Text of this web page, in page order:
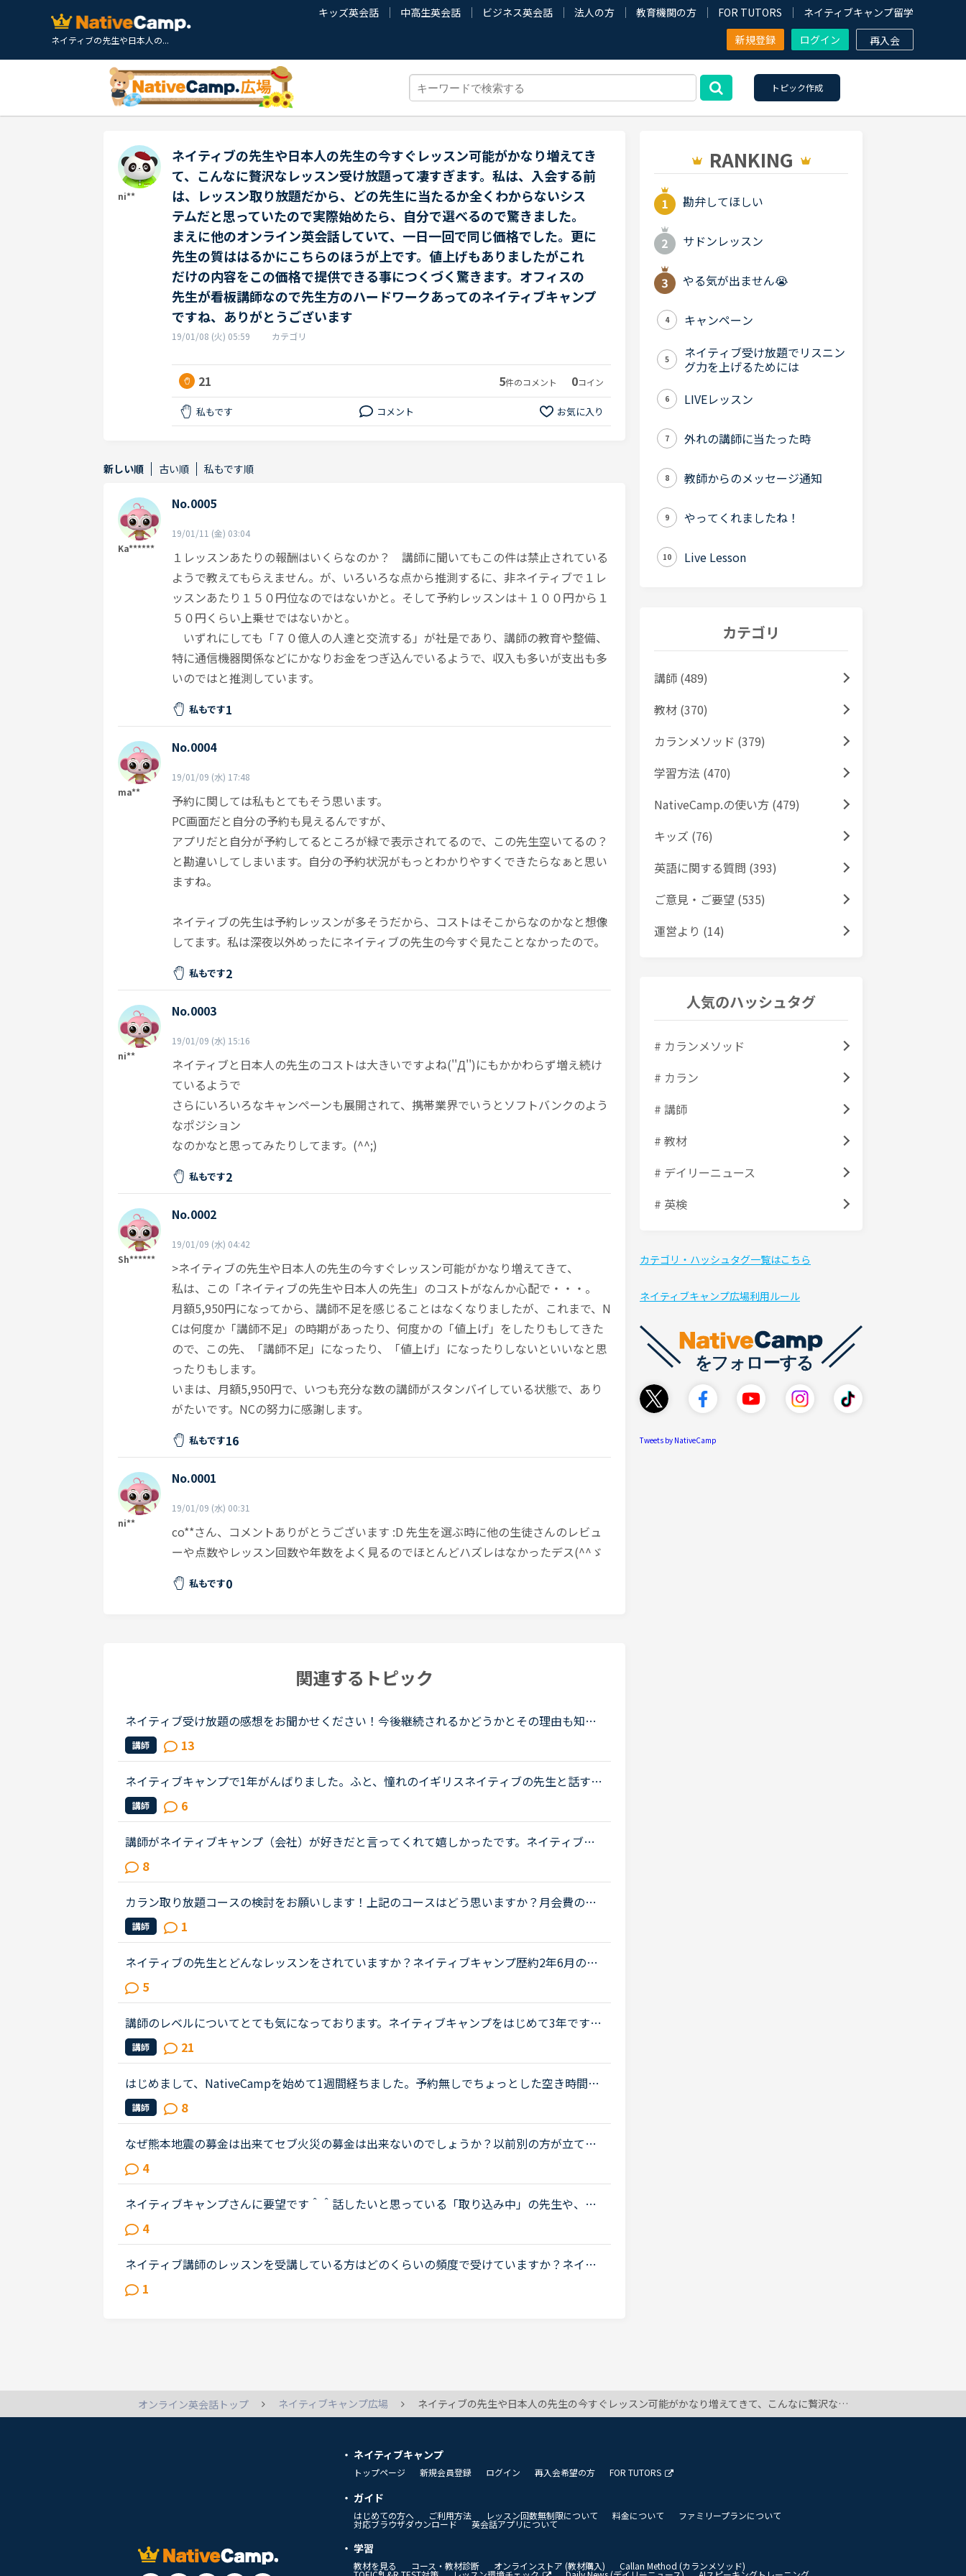
ネイティブの先生や日本人の...
キッズ英会話 中高生英会話 ビジネス英会話 法人の方 教育機関の方 FOR TUTORS
ネイティブキャンプ留学
新規登録
ログイン 再入会
トピック作成
ni**
ネイティブの先生や日本人の先生の今すぐレッスン可能がかなり増えてき
て、こんなに贅沢なレッスン受け放題って凄すぎます。私は、入会する前
は、レッスン取り放題だから、どの先生に当たるか全くわからないシス
テムだと思っていたので実際始めたら、自分で選べるので驚きました。
まえに他のオンライン英会話していて、一日一回で同じ価格でした。更に
先生の質ははるかにこちらのほうが上です。値上げもありましたがこれ
だけの内容をこの価格で提供できる事につくづく驚きます。オフィスの
先生が看板講師なので先生方のハードワークあってのネイティブキャンプ
ですね、ありがとうございます
19/01/08 (火) 05:59 カテゴリ
21 5件のコメント 0コイン
私もです コメント お気に入り
新しい順 古い順 私もです順
Ka******
No.0005
19/01/11 (金) 03:04
１レッスンあたりの報酬はいくらなのか？ 講師に聞いてもこの件は禁止されている
ようで教えてもらえません。が、いろいろな点から推測するに、非ネイティブで１レ
ッスンあたり１５０円位なのではないかと。そして予約レッスンは＋１００円から１
５０円くらい上乗せではないかと。
いずれにしても「７０億人の人達と交流する」が社是であり、講師の教育や整備、
特に通信機器関係などにかなりお金をつぎ込んでいるようで、収入も多いが支出も多
いのではと推測しています。
私もです1
ma**
No.0004
19/01/09 (水) 17:48
予約に関しては私もとてもそう思います。
PC画面だと自分の予約も見えるんですが、
アプリだと自分が予約してるところが緑で表示されてるので、この先生空いてるの？
と勘違いしてしまいます。自分の予約状況がもっとわかりやすくできたらなぁと思い
ますね。
ネイティブの先生は予約レッスンが多そうだから、コストはそこからなのかなと想像
してます。私は深夜以外めったにネイティブの先生の今すぐ見たことなかったので。
私もです2
ni**
No.0003
19/01/09 (水) 15:16
ネイティブと日本人の先生のコストは大きいですよね(''Д'')にもかかわらず増え続け
ているようで
さらにいろいろなキャンペーンも展開されて、携帯業界でいうとソフトバンクのよう
なポジション
なのかなと思ってみたりしてます。(^^;)
私もです2
Sh******
No.0002
19/01/09 (水) 04:42
>ネイティブの先生や日本人の先生の今すぐレッスン可能がかなり増えてきて、
私は、この「ネイティブの先生や日本人の先生」のコストがなんか心配で・・・。
月額5,950円になってから、講師不足を感じることはなくなりましたが、これまで、N
Cは何度か「講師不足」の時期があったり、何度かの「値上げ」をしたりもしてきた
ので、この先、「講師不足」になったり、「値上げ」になったりしないといいなと思
ったりもします。
いまは、月額5,950円で、いつも充分な数の講師がスタンバイしている状態で、あり
がたいです。NCの努力に感謝します。
私もです16
ni**
No.0001
19/01/09 (水) 00:31
co**さん、コメントありがとうございます :D 先生を選ぶ時に他の生徒さんのレビュ
ーや点数やレッスン回数や年数をよく見るのでほとんどハズレはなかったデス(^^ゞ
私もです0
関連するトピック
ネイティブ受け放題の感想をお聞かせください！今後継続されるかどうかとその理由も知り
たいです。ネイティブ受け放題良かった、合わなかったなどまたネイティブ講師ならではの
良さ、やその反対などみなさまの感...
講師 13
ネイティブキャンプで1年がんばりました。ふと、憧れのイギリスネイティブの先生と話す為
にネイティブ受け放題オプションをつけようかと思いました。そこで試しにどれくらいの方
が「今すぐレッスン」が可能か見て...
講師 6
講師がネイティブキャンプ（会社）が好きだと言ってくれて嬉しかったです。ネイティブキ
ャンプに入会してから５ケ月の間お世話になっている大好きな講師が言うにはネイティブキ
ャンプはこれまで働いたESL（第二言...
8
カラン取り放題コースの検討をお願いします！上記のコースはどう思いますか？月会費の希
望など聞かせて下さい！私は朝晩2回ずつの一日4回受講したいです。でも、このペースで受
講したら、1カ月で2万円を余裕で超...
講師 1
ネイティブの先生とどんなレッスンをされていますか？ネイティブキャンプ歴約2年6月のス
ピーキングテストレベル8、5月は5でした。カラン中断期はスピーキング・トピックトーク
などをお気に入り先生(100コイン)で...
5
講師のレベルについてとても気になっております。ネイティブキャンプをはじめて3年です。
文法と発音の基礎から始めてきたおかげで、段々と言いたいことを表現でき、先生の話して
いることもほぼ理解できるようにな...
講師 21
はじめまして、NativeCampを始めて1週間経ちました。予約無しでちょっとした空き時間に
レッスンできるのが気に入っています。ところが、時間帯によるのでしょうか、今すぐレッ
スンしたいと思ってもなかなか講師が...
講師 8
なぜ熊本地震の募金は出来てセブ火災の募金は出来ないのでしょうか？以前別の方が立てた
トピックで <a href="https://nativecamp.net/user/message-board/detail/842" target="_bl
ank">https://nativecamp.net/user/message-board/detail/842</a> セブの火災について <a
href="http://www.sunstar.com.ph/cebu/loca..." target="_blank">http://www.sunstar.co
m.ph/cebu/loca...</a>
4
ネイティブキャンプさんに要望です＾＾話したいと思っている「取り込み中」の先生や、「5
分以内にレッスン可能」状態の先生が「今すぐレッスン可能」になったら、目立つカラーで
の通知がポップアップされるように...
4
ネイティブ講師のレッスンを受講している方はどのくらいの頻度で受けていますか？ネイテ
ィブ講師のレッスンを受けたいのですが基本的に予約しないと受けられないですよね。予約
するにはコインが必要で５００コイ...
1
RANKING
勘弁してほしい
サドンレッスン
やる気が出ません😭
4 キャンペーン
5
ネイティブ受け放題でリスニン
グ力を上げるためには
6 LIVEレッスン
7 外れの講師に当たった時
8 教師からのメッセージ通知
9 やってくれましたね！
10 Live Lesson
カテゴリ
講師 (489)
教材 (370)
カランメソッド (379)
学習方法 (470)
NativeCamp.の使い方 (479)
キッズ (76)
英語に関する質問 (393)
ご意見・ご要望 (535)
運営より (14)
人気のハッシュタグ
# カランメソッド
# カラン
# 講師
# 教材
# デイリーニュース
# 英検
カテゴリ・ハッシュタグ一覧はこちら
ネイティブキャンプ広場利用ルール
Tweets by NativeCamp
オンライン英会話トップ ネイティブキャンプ広場 ネイティブの先生や日本人の先生の今すぐレッスン可能がかなり増えてきて、こんなに贅沢なレッスン受け放題って凄すぎます。私は、入会する前は、レッスン取り放題だから、どの先生に当たるか全くわからないシステムだと思っていたので実際始めたら、自分で選べるので驚きました。まえに他のオンライン英会話していて、一日一回で同じ価格でした。更に先生の質ははるかにこちらのほうが上です。値上げもありましたがこれだけの内容をこの価格で提供できる事につくづく驚きます。オフィスの先生が看板講師なので先生方のハードワークあってのネイティブキャンプですね、ありがとうございます
ネイティブキャンプ
トップページ 新規会員登録 ログイン 再入会希望の方 FOR TUTORS
ガイド
はじめての方へ ご利用方法 レッスン回数無制限について 料金について ファミリープランについて
対応ブラウザダウンロード 英会話アプリについて
学習
教材を見る コース・教材診断 オンラインストア (教材購入) Callan Method (カランメソッド)